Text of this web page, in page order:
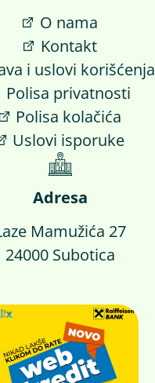
O nama
Kontakt
i uslovi korišćenja
Polisa privatnosti
Polisa kolačića
Uslovi isporuke
Adresa
Mamužića 27
24000 Subotica